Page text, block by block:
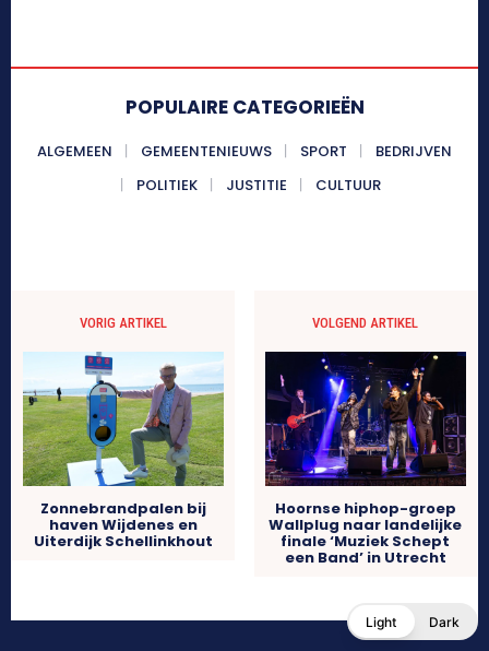
POPULAIRE CATEGORIEËN
ALGEMEEN GEMEENTENIEUWS SPORT
BEDRIJVEN
POLITIEK
JUSTITIE CULTUUR
VORIG ARTIKEL
Zonnebrandpalen bij
haven Wijdenes en
Uiterdijk Schellinkhout
VOLGEND ARTIKEL
Hoornse hiphop-groep
Wallplug naar landelijke
finale ‘Muziek Schept
een Band’ in Utrecht
Light Dark